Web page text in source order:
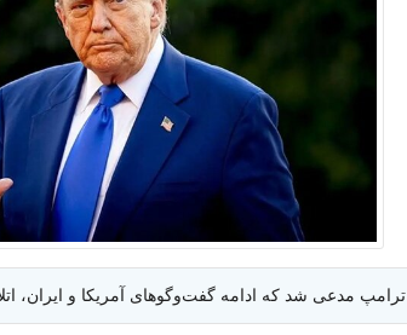
ترامپ مدعی شد که ادامه گفت‌وگوهای آمریکا و ایران،